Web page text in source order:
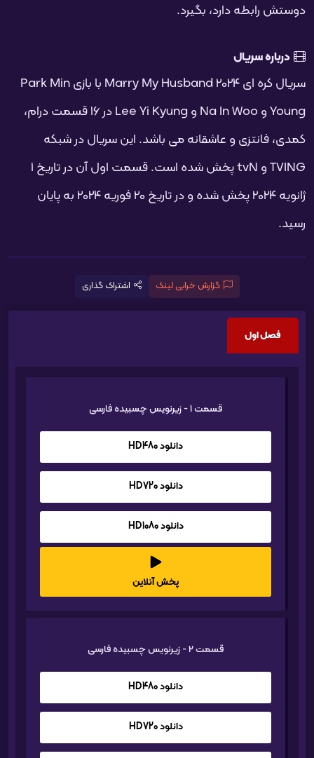
دوستش رابطه دارد، بگیرد.
درباره سریال
سریال کره ای Marry My Husband 2024 با بازی Park Min
Young و Na In Woo و Lee Yi Kyung در 16 قسمت درام،
کمدی، فانتزی و عاشقانه می باشد. این سریال در شبکه
TVING و tvN پخش شده است. قسمت اول آن در تاریخ 1
ژانویه 2024 پخش شده و در تاریخ 20 فوریه 2024 به پایان
رسید.
گزارش خرابی لینک اشتراک گذاری
فصل اول
قسمت 1 - زیرنویس چسبیده فارسی
دانلود HD480
دانلود HD720
دانلود HD1080
پخش آنلاین
قسمت 2 - زیرنویس چسبیده فارسی
دانلود HD480
دانلود HD720